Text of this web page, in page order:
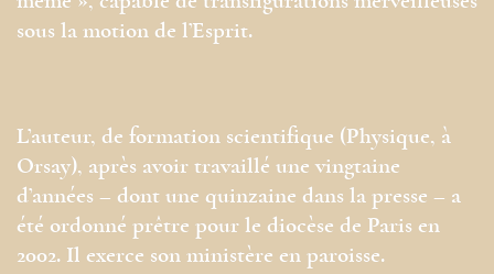
sous la motion de l’Esprit.
L’auteur, de formation scientifique (Physique, à
Orsay), après avoir travaillé une vingtaine
d’années – dont une quinzaine dans la presse – a
été ordonné prêtre pour le diocèse de Paris en
2002. Il exerce son ministère en paroisse.